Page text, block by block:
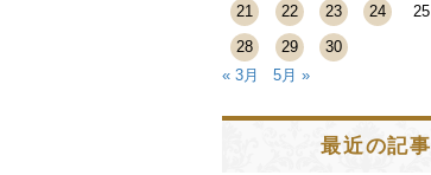
21
22 23 24 25
28
29
30
« 3月
5月 »
最近の記事